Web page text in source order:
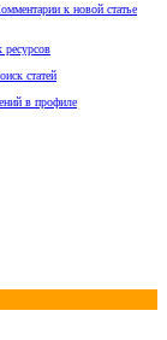
к новой статье
ресурсов
статей
в профиле